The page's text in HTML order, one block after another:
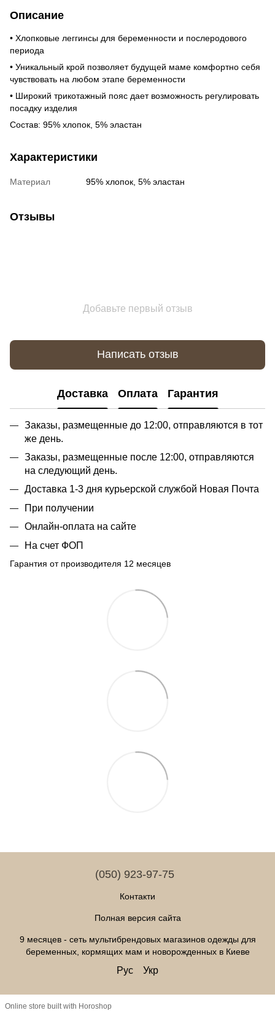
Описание
• Хлопковые леггинсы для беременности и послеродового
периода
• Уникальный крой позволяет будущей маме комфортно себя
чувствовать на любом этапе беременности
• Широкий трикотажный пояс дает возможность регулировать
посадку изделия
Состав: 95% хлопок, 5% эластан
Характеристики
Материал 95% хлопок, 5% эластан
Отзывы
Добавьте первый отзыв
Написать отзыв
Доставка Оплата Гарантия
Заказы, размещенные до 12:00, отправляются в тот
же день.
Заказы, размещенные после 12:00, отправляются
на следующий день.
Доставка 1-3 дня курьерской службой Новая Почта
При получении
Онлайн-оплата на сайте
На счет ФОП
Гарантия от производителя 12 месяцев
(050) 923-97-75
Контакти
Полная версия сайта
9 месяцев - сеть мультибрендовых магазинов одежды для
беременных, кормящих мам и новорожденных в Киеве
Рус Укр
Online store built with Horoshop